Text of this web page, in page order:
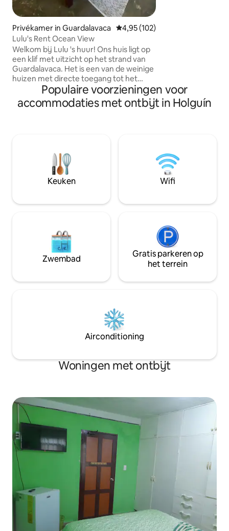
Privékamer in Guardalavaca Gemiddelde beoordeling van
4,95 (102)
Lulu's Rent Ocean View
Welkom bij Lulu 's huur! Ons huis ligt op
een klif met uitzicht op het strand van
Guardalavaca. Het is een van de weinige
huizen met directe toegang tot het
strand, op slechts 2 minuten lopen. Wij
bieden een eigen slaapkamer met
uitzicht op de oceaan en gedeelde
toegewijde mensen met een
gecombineerde ervaring van 52 jaar in
de toeristische sector. We kunnen niet
wachten om jullie te verwelkomen in ons
taxi 's) op
prijzen voor
Populaire voorzieningen voor
accommodaties met ontbijt in Holguín
Keuken Wifi
Zwembad
Gratis parkeren op
het terrein
Airconditioning
Woningen met ontbijt